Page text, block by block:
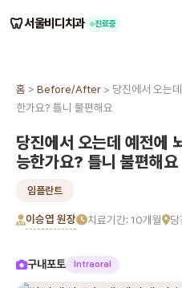
🦷서울비디치과 진료중
홈 > Before/After > 당진에서 오는
한가요? 틀니 불편해요
당진에서 오는데 예전에
능한가요? 틀니 불편해요
임플란트
이승엽 원장 치료기간: 10개월
구내포토 Intraoral